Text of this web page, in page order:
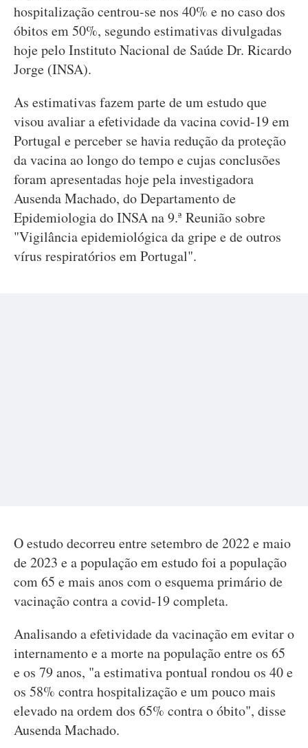
hospitalização centrou-se nos 40% e no caso dos
óbitos em 50%, segundo estimativas divulgadas
hoje pelo Instituto Nacional de Saúde Dr. Ricardo
Jorge (INSA).
As estimativas fazem parte de um estudo que
visou avaliar a efetividade da vacina covid-19 em
Portugal e perceber se havia redução da proteção
da vacina ao longo do tempo e cujas conclusões
foram apresentadas hoje pela investigadora
Ausenda Machado, do Departamento de
Epidemiologia do INSA na 9.ª Reunião sobre
"Vigilância epidemiológica da gripe e de outros
vírus respiratórios em Portugal".
O estudo decorreu entre setembro de 2022 e maio
de 2023 e a população em estudo foi a população
com 65 e mais anos com o esquema primário de
vacinação contra a covid-19 completa.
Analisando a efetividade da vacinação em evitar o
internamento e a morte na população entre os 65
e os 79 anos, "a estimativa pontual rondou os 40 e
os 58% contra hospitalização e um pouco mais
elevado na ordem dos 65% contra o óbito", disse
Ausenda Machado.